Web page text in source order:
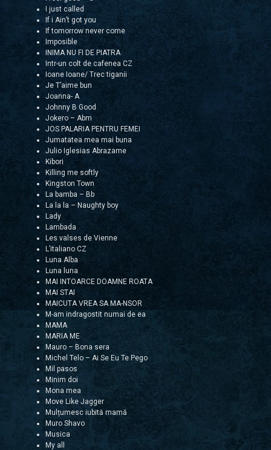
I just called
If i Ain’t got you
If tomorrow never come
Imposible
INIMA NU FI DE PIATRA
Intr-un colt de cafenea CZ
Ioane Ioane/ Trec tiganii
Je T’aime bun
Joanna- A
Johnny B Good
Jokero – Abm
JOS PALARIA PENTRU FEMEI
Jumatatea mea mai buna
Julio Iglesias Abrazame
Kibori
Killing me softly
Kingston Town
La bamba – Bb
La la la – Naughty boy
Lady
Lambada
Les valses de Vienne
L’italiano CZ
Luna Alba
Luna luna
MAI INTOARCE DOAMNE ROATA
MAI STAI
MAICUTA VREA SA MA-NSOR
M-am indragostit numai de ea
MAMA
MARIA ME
Mauro – Bona sera
Michel Telo – Ai Se Eu Te Pego
Mil pasos
Minim doi
Mona mea
Move Like Jagger
Mulțumesc iubită mamă
Muro Shavo
Musica
My all